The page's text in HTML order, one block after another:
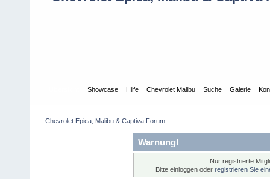
Showcase Hilfe Chevrolet Malibu Suche Galerie
Chevrolet Epica, Malibu & Captiva Forum
Warnung!
Nur registrierte
Bitte einloggen oder registrieren Sie